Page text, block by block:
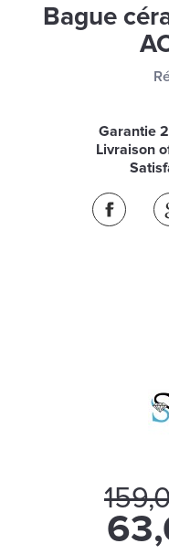
Bague
Garantie
Livraison